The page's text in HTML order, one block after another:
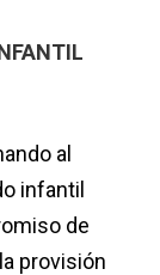
al
infantil
de
provisión